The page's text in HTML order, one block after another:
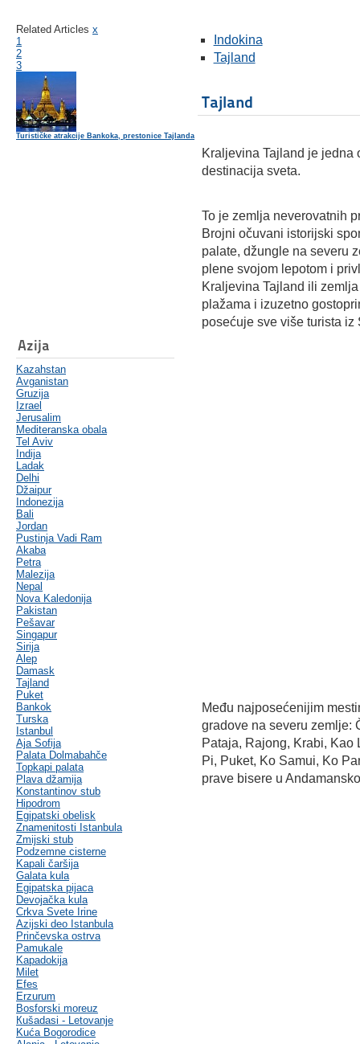
Related Articles x
1
2
3
Turističke atrakcije Bankoka, prestonice Tajlanda
Azija
Kazahstan
Avganistan
Gruzija
Izrael
Jerusalim
Mediteranska obala
Tel Aviv
Indija
Ladak
Delhi
Džaipur
Indonezija
Bali
Jordan
Pustinja Vadi Ram
Akaba
Petra
Malezija
Nepal
Nova Kaledonija
Pakistan
Pešavar
Singapur
Sirija
Alep
Damask
Tajland
Puket
Bankok
Turska
Istanbul
Aja Sofija
Palata Dolmabahče
Topkapi palata
Plava džamija
Konstantinov stub
Hipodrom
Egipatski obelisk
Znamenitosti Istanbula
Zmijski stub
Podzemne cisterne
Kapali čaršija
Galata kula
Egipatska pijaca
Devojačka kula
Crkva Svete Irine
Azijski deo Istanbula
Prinčevska ostrva
Pamukale
Kapadokija
Milet
Efes
Erzurum
Bosforski moreuz
Кušadasi - Letovanje
Kuća Bogorodice
Indokina
Tajland
Tajland
Kraljevina Tajland je
destinacija sveta.
To je zemlja neverovatnih
Brojni očuvani istorijski
palate, džungle na severu
plene svojom lepotom i
Kraljevina Tajland ili
plažama i izuzetno
posećuje sve više turista iz
Među najposećenijim
gradove na severu zemlje:
Pataja, Rajong, Krabi, Kao
Pi, Puket, Ko Samui, Ko
prave bisere u